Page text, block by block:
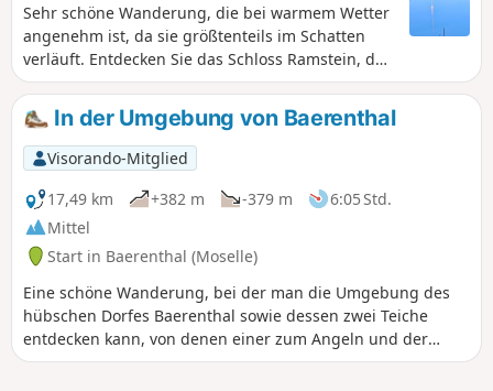
Sehr schöne Wanderung, die bei warmem Wetter
angenehm ist, da sie größtenteils im Schatten
verläuft. Entdecken Sie das Schloss Ramstein, den
Étang de Baerenthal sowie den See, in dem die
Motiviertesten am Ende der Wanderung ein Bad
nehmen können!
In der Umgebung von Baerenthal
Visorando-Mitglied
17,49 km
+382 m -379 m
6:05 Std.
Mittel
Start in Baerenthal (Moselle)
Eine schöne Wanderung, bei der man die Umgebung des
hübschen Dorfes Baerenthal sowie dessen zwei Teiche
entdecken kann, von denen einer zum Angeln und der
andere zum Baden gedacht ist. Die Wanderung führt durch